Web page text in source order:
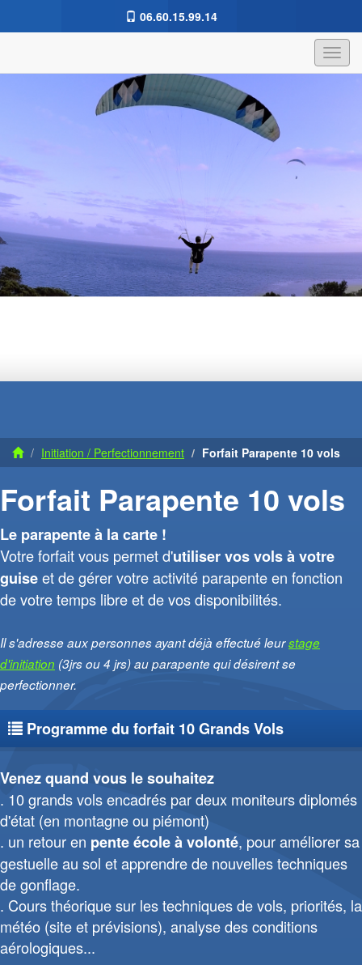
06.60.15.99.14
Initiation / Perfectionnement Forfait Parapente 10 vols
Forfait Parapente 10 vols
Le parapente à la carte !
Votre forfait vous permet d'utiliser vos vols à votre
guiseet de gérer votre activité parapente en fonction
de votre temps libre et de vos disponibilités.
Il s'adresse aux personnes ayant déjà effectué leurstage
d'initiation (3jrs ou 4 jrs) au parapente qui désirent se
perfectionner.
Programme du forfait 10 Grands Vols
Venez quand vous le souhaitez
10 grands vols encadrés par deux moniteurs diplomés
d'état (en montagne ou piémont)
un retour en pente école à volonté, pour améliorer sa
gestuelle au sol et apprendre de nouvelles techniques
de gonflage.
Cours théorique sur les techniques de vols, priorités, la
météo (site et prévisions), analyse des conditions
aérologiques...